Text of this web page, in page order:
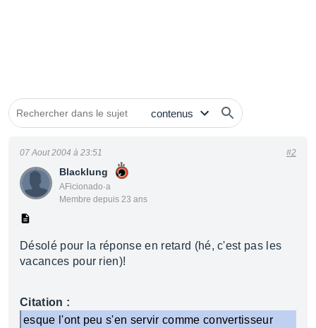
Blacklung
AFicionado·a
Membre depuis 23 ans
07 Aout 2004 à 23:51 #2
Désolé pour la réponse en retard (hé, c'est pas les
vacances pour rien)!
Citation :
esque l'ont peu s'en servir comme convertisseur